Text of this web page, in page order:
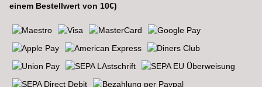
einem Bestellwert von 10€)